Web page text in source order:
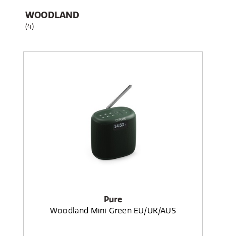
WOODLAND
(4)
Pure
Woodland Mini Green EU/UK/AUS